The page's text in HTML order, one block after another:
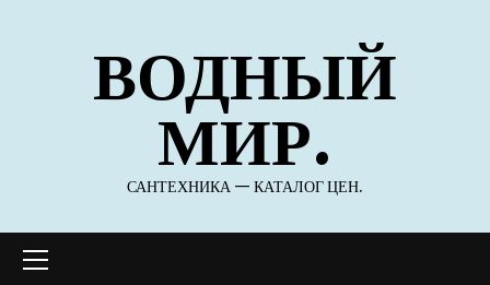
содержимомуВОДНЫЙ
МИР.
САНТЕХНИКА — КАТАЛОГ ЦЕН.
меню